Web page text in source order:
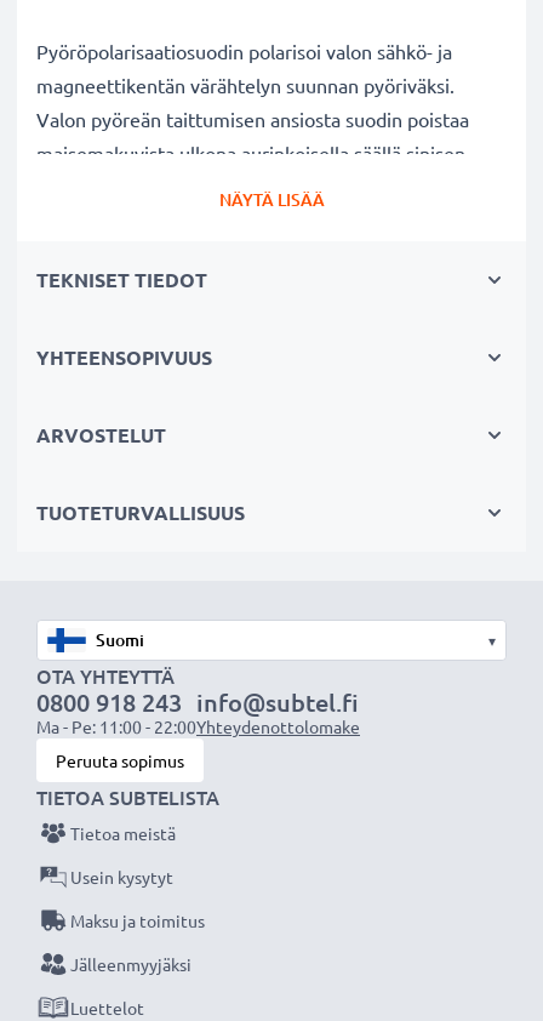
Pyöröpolarisaatiosuodin polarisoi valon sähkö- ja
magneettikentän värähtelyn suunnan pyöriväksi.
Valon pyöreän taittumisen ansiosta suodin poistaa
maisemakuvista ulkona aurinkoisella säällä sinisen
usvan. Lisäksi polarisaatiosuotimella voi kuvata
✔ Poistaa heijastukset ei-metallisilta pinnoilta (esim.
✔ Lisää värikylläisyyttä ja kontrastia ja tuo esiin
✔ Tekee sateenkaaren värit näkyvämmiksi
✔ Saa taivaan näyttämään sinisemmältä ja pilvet
valkoisemmilta
✔ Vähentää sinistä usvaa maisemakuvissa ja
teleobjektiivilla kuvattaessa
Laadukas, moninkertaisesti pinnoitettu lasi ja
säädettävä polarisaatio
✔ Värineutraali lasi heijastamattomalla pinnoitteella
halutun valon taittumisen saamiseksi
NÄYTÄ LISÄÄ
TEKNISET TIEDOT
YHTEENSOPIVUUS
ARVOSTELUT
TUOTETURVALLISUUS
▾
OTA YHTEYTTÄ
0800 918 243
Ma - Pe: 11:00 - 22:00
info@subtel.fi
Yhteydenottolomake
Peruuta sopimus
TIETOA SUBTELISTA
Tietoa meistä
Usein kysytyt
Maksu ja toimitus
Jälleenmyyjäksi
Luettelot